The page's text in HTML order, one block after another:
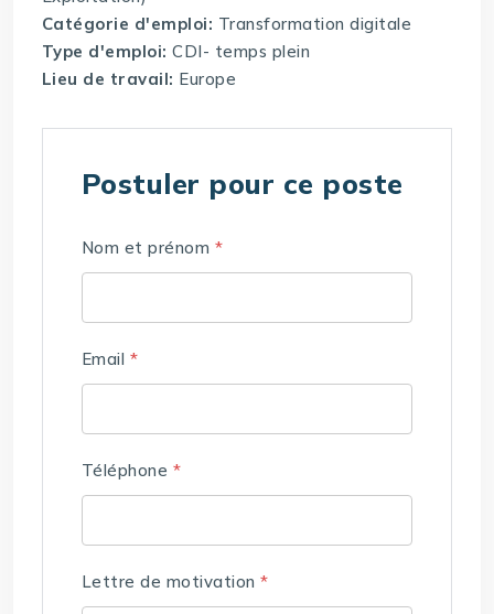
Catégorie d'emploi: Transformation digitale
Type d'emploi:CDI- temps plein
Lieu de travail: Europe
Postuler pour ce poste
Nom et prénom *
Email *
Téléphone *
Lettre de motivation*